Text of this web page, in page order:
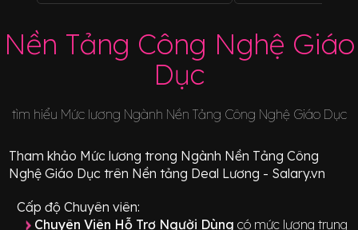
Nền Tảng Công Nghệ Giáo
Dục
tìm hiểu Mức lương Ngành Nền Tảng Công Nghệ Giáo Dục
Tham khảo Mức lương trong Ngành Nền Tảng Công
Nghệ Giáo Dục trên Nền tảng Deal Lương - Salary.vn
Cấp độ Chuyên viên:
Chuyên Viên Hỗ Trợ Người Dùngcó mức lương trung